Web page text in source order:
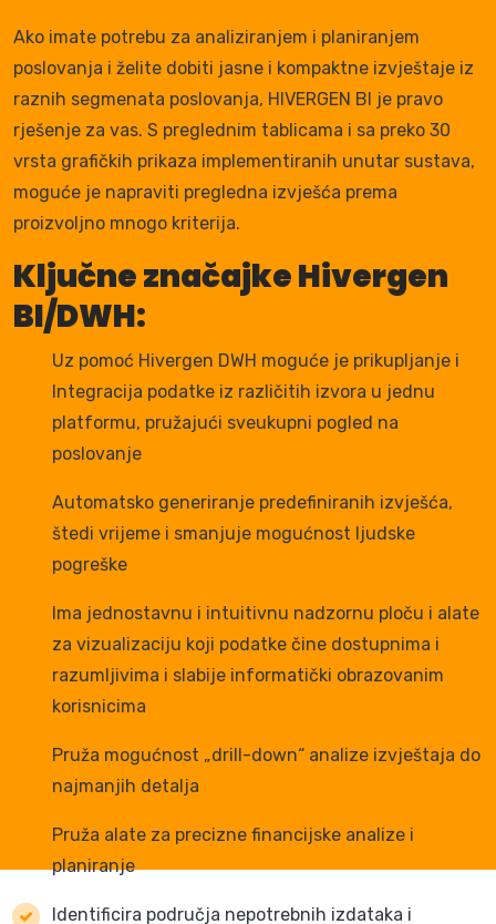
Ako imate potrebu za analiziranjem i planiranjem
poslovanja i želite dobiti jasne i kompaktne izvještaje iz
raznih segmenata poslovanja, HIVERGEN BI je pravo
rješenje za vas. S preglednim tablicama i sa preko 30
vrsta grafičkih prikaza implementiranih unutar sustava,
moguće je napraviti pregledna izvješća prema
proizvoljno mnogo kriterija.
Ključne značajke Hivergen
BI/DWH:
Uz pomoć Hivergen DWH moguće je prikupljanje i
Integracija podatke iz različitih izvora u jednu
platformu, pružajući sveukupni pogled na
poslovanje
Automatsko generiranje predefiniranih izvješća,
štedi vrijeme i smanjuje mogućnost ljudske
pogreške
Ima jednostavnu i intuitivnu nadzornu ploču i alate
za vizualizaciju koji podatke čine dostupnima i
razumljivima i slabije informatički obrazovanim
korisnicima
Pruža mogućnost „drill-down“ analize izvještaja do
najmanjih detalja
Pruža alate za precizne financijske analize i
planiranje
Identificira područja nepotrebnih izdataka i